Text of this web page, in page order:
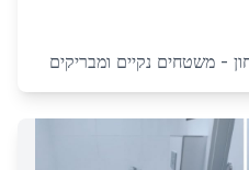
- משטחים נקיים ומבריקים